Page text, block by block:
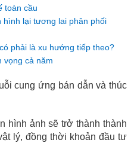
toàn cầu
hình lại tương lai phân phối
phải là xu hướng tiếp theo?
vọng cả năm
cung ứng bán dẫn và thúc
hình ảnh sẽ trở thành thành
lý, đồng thời khoản đầu tư